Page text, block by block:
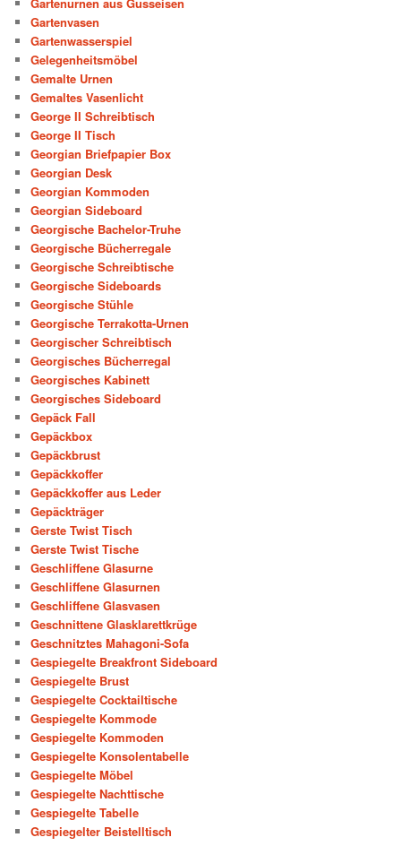
Gartenvasen
Gartenwasserspiel
Gelegenheitsmöbel
Gemalte Urnen
Gemaltes Vasenlicht
George II Schreibtisch
George II Tisch
Georgian Briefpapier Box
Georgian Desk
Georgian Kommoden
Georgian Sideboard
Georgische Bachelor-Truhe
Georgische Bücherregale
Georgische Schreibtische
Georgische Sideboards
Georgische Stühle
Georgische Terrakotta-Urnen
Georgischer Schreibtisch
Georgisches Bücherregal
Georgisches Kabinett
Georgisches Sideboard
Gepäck Fall
Gepäckbox
Gepäckbrust
Gepäckkoffer
Gepäckkoffer aus Leder
Gepäckträger
Gerste Twist Tisch
Gerste Twist Tische
Geschliffene Glasurne
Geschliffene Glasurnen
Geschliffene Glasvasen
Geschnittene Glasklarettkrüge
Geschnitztes Mahagoni-Sofa
Gespiegelte Breakfront Sideboard
Gespiegelte Brust
Gespiegelte Cocktailtische
Gespiegelte Kommode
Gespiegelte Kommoden
Gespiegelte Konsolentabelle
Gespiegelte Möbel
Gespiegelte Nachttische
Gespiegelte Tabelle
Gespiegelter Beistelltisch